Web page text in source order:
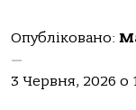
Опубліковано:
—
3 Червня, 2026 о